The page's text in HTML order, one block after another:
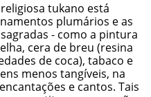
tukano está
plumários e as
- como a pintura
cera de breu (resina
de coca), tabaco e
menos tangíveis, na
e cantos. Tais